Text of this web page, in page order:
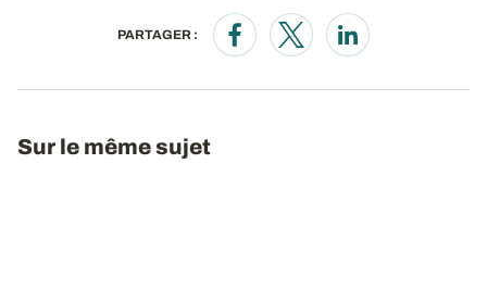
PARTAGER :
Opens in a new window
Opens in a new window
Opens in a new
Sur le même sujet